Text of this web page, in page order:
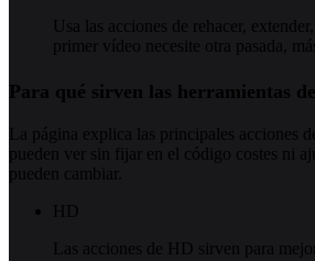
Usa las acciones de rehacer,
primer vídeo necesite otra pasada,
Para qué sirven las herramientas
La página explica las principales acciones
pueden ver sin fijar en el código costes ni
pueden cambiar.
HD
Las acciones de HD sirven para